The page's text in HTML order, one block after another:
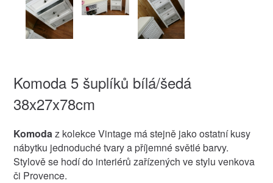
Komoda 5 šuplíků bílá/šedá
38x27x78cm
Komodaz kolekce Vintage má stejně jako ostatní kusy
nábytku jednoduché tvary a příjemné světlé barvy.
Stylově se hodí do interiérů zařízených ve stylu venkova
či Provence.